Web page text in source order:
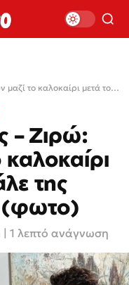
Μηνά – Βλάχος – Ζιρώ: Περνούν μαζί το καλοκαίρι μετά το φινάλε της «Αγγελικής» (φωτο)
– Ζιρώ:
της
(φωτο)
| 1 λεπτό ανάγνωση